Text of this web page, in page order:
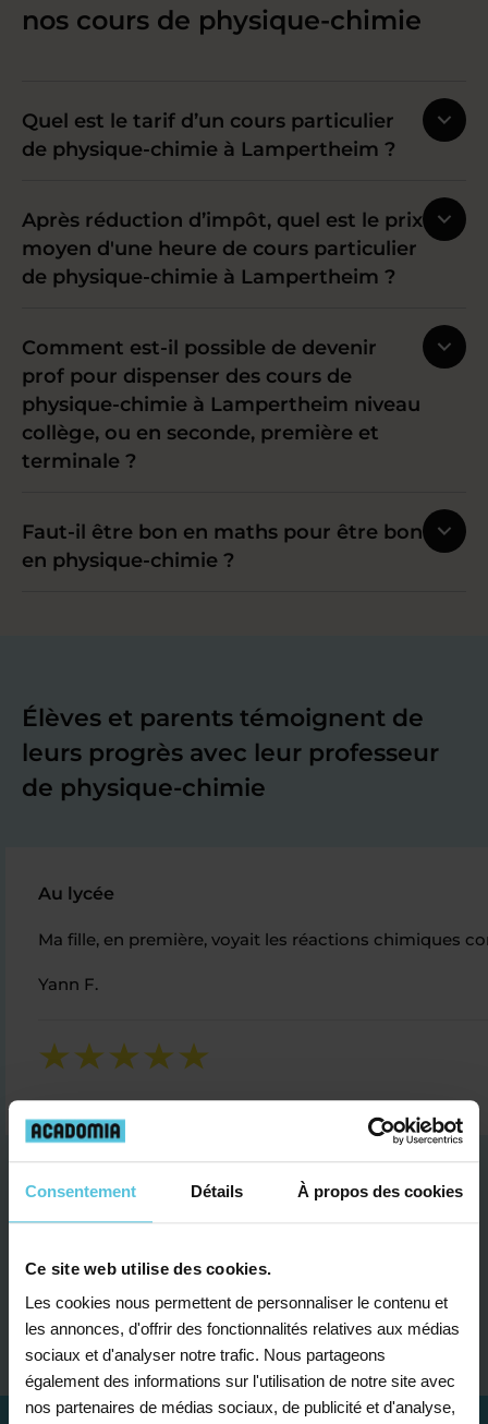
Consentement Détails À propos des cookies
Ce site web utilise des cookies.
Les cookies nous permettent de personnaliser le contenu et
les annonces, d'offrir des fonctionnalités relatives aux médias
sociaux et d'analyser notre trafic. Nous partageons
également des informations sur l'utilisation de notre site avec
nos partenaires de médias sociaux, de publicité et d'analyse,
nos cours de physique-chimie
Quel est le tarif d’un cours particulier
de physique-chimie à Lampertheim ?
Après réduction d’impôt, quel est le prix
moyen d'une heure de cours particulier
de physique-chimie à Lampertheim ?
Comment est-il possible de devenir
prof pour dispenser des cours de
physique-chimie à Lampertheim niveau
collège, ou en seconde, première et
terminale ?
Faut-il être bon en maths pour être bon
en physique-chimie ?
Élèves et parents témoignent de
leurs progrès avec leur professeur
de physique-chimie
Au lycée
Ma fille, en première, voyait les réactions chimiques
Yann F.